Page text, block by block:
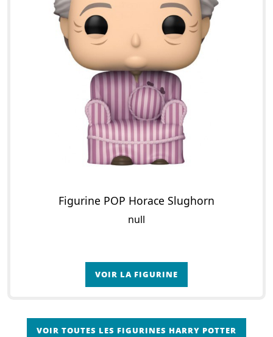
Figurine POP Horace Slughorn
null
VOIR LA FIGURINE
VOIR TOUTES LES FIGURINES HARRY POTTER